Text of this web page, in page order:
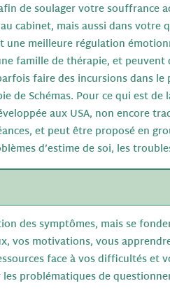
de soulager votre souffrance
cabinet, mais aussi dans votre
meilleure régulation
famille de thérapie, et peuvent
faire des incursions dans le
de Schémas. Pour ce qui est de
aux USA, non encore
et peut être proposé en
d’estime de soi, les
des symptômes, mais se
vos motivations, vous
face à vos difficultés et
problématiques de